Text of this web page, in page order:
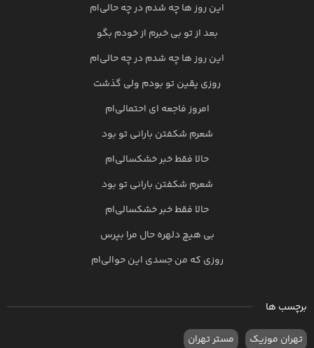
این روز ها چه شدم در چه حالی‌ام
بعد از تو بی خبرم از خودم بگو
این روز ها چه شدم در چه حالی‌ام
روزی یقین تو بودم ولی گذشت
امروز فاجعه ای احتمالی‌ام
شعرم شکفتن بارانی تو بود
حالا فقط خبر خشکسالی‌ام
شعرم شکفتن بارانی تو بود
حالا فقط خبر خشکسالی‌ام
بی هیچ دلهره حال مرا بپرس
روزی که من جسدی این حوالی‌ام
برچسب ها
تهران موزیک مستر تهران